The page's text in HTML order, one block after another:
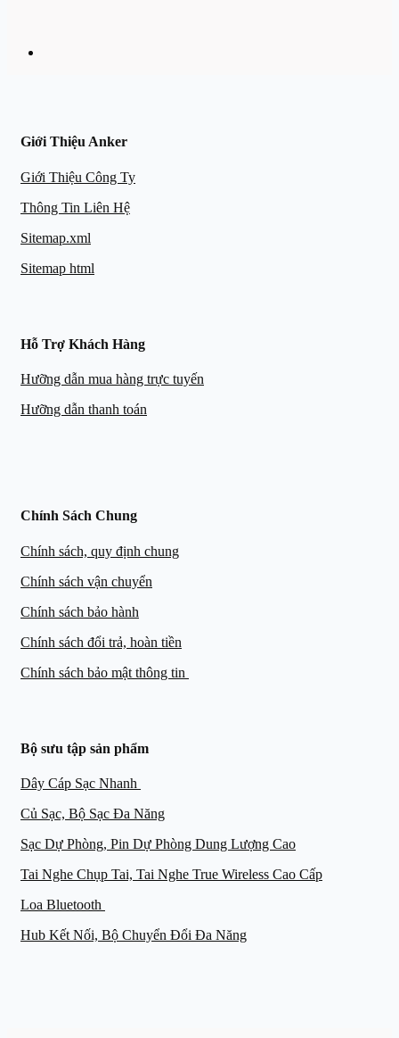
Giới Thiệu Anker
Giới Thiệu Công Ty
Thông Tin Liên Hệ
Sitemap.xml
Sitemap html
Hỗ Trợ Khách Hàng
Hưỡng dẫn mua hàng trực tuyến
Hưỡng dẫn thanh toán
Chính Sách Chung
Chính sách, quy định chung
Chính sách vận chuyển
Chính sách bảo hành
Chính sách đổi trả, hoàn tiền
Chính sách bảo mật thông tin
Bộ sưu tập sản phẩm
Dây Cáp Sạc Nhanh
Củ Sạc, Bộ Sạc Đa Năng
Sạc Dự Phòng, Pin Dự Phòng Dung Lượng Cao
Tai Nghe Chụp Tai, Tai Nghe True Wireless Cao Cấp
Loa Bluetooth
Hub Kết Nối, Bộ Chuyển Đổi Đa Năng